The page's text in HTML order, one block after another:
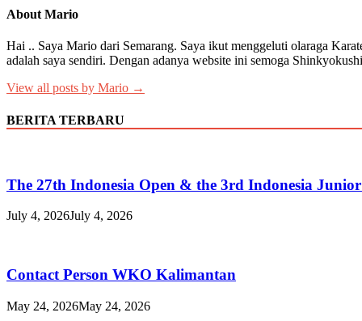
About Mario
Hai .. Saya Mario dari Semarang. Saya ikut menggeluti olaraga
adalah saya sendiri. Dengan adanya website ini semoga
View all posts by Mario →
BERITA TERBARU
The 27th Indonesia Open & the 3rd Indonesia
July 4, 2026July 4, 2026
Contact Person WKO Kalimantan
May 24, 2026May 24, 2026